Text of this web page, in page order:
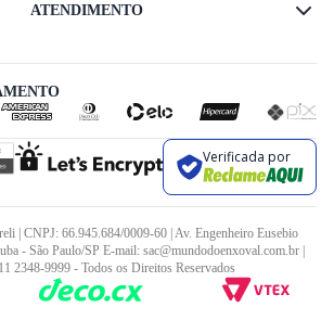
ATENDIMENTO
Verificada por
| CNPJ: 66.945.684/0009-60 | Av. Engenheiro Eusebio
- São Paulo/SP E-mail: sac@mundodoenxoval.com.br |
2348-9999 - Todos os Direitos Reservados